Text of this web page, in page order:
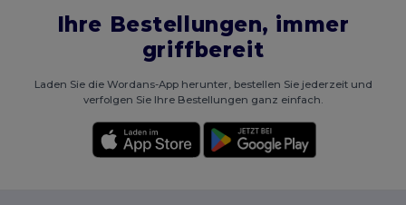
Ihre Bestellungen, immer
griffbereit
Laden Sie die Wordans-App herunter, bestellen Sie jederzeit und
verfolgen Sie Ihre Bestellungen ganz einfach.